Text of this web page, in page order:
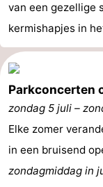
adressen
Regio
Zeeland
Schouwen-
Duiveland
-
Renesse
-
van een gezellige
kermishapjes in
Parkconcerten
zondag 5 juli –
Elke zomer
in een bruisend
zondagmiddag in